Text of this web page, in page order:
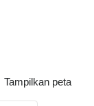
Tampilkan peta